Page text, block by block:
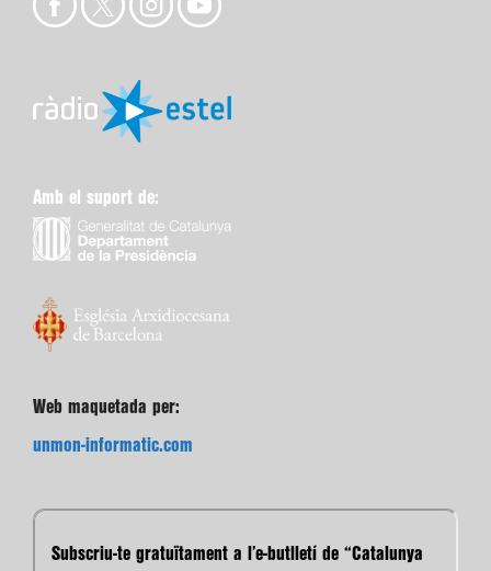
Amb el suport de:
Web maquetada per:
unmon-informatic.com
Subscriu-te gratuïtament a l’e-butlletí de “Catalunya